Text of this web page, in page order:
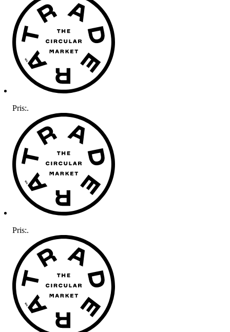
Pris:.
Pris:.